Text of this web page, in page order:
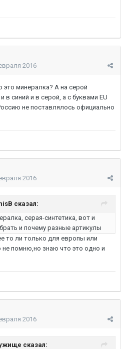
2016
это минералка? А на серой
в синий и в серой, а с буквами EU
не поставлялось официально
2016
сказал:
серая-синтетика, вот и
и почему разные артикулы
то ли только для европы или
не помню,но знаю что это одно и
2016
сказал: